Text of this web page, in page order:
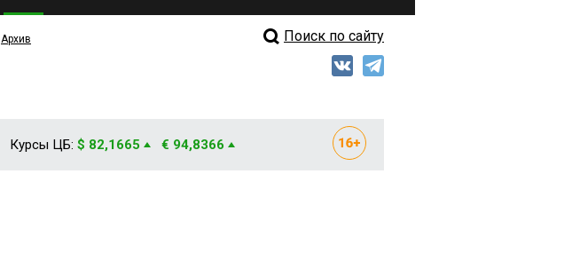
Архив Поиск по сайту
Курсы ЦБ: $ 82,1665 € 94,8366